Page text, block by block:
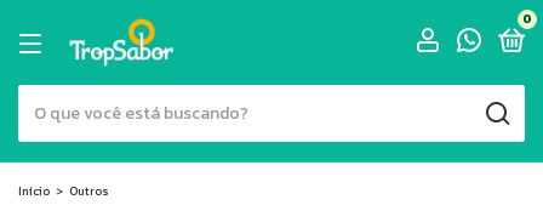
0
Início > Outros